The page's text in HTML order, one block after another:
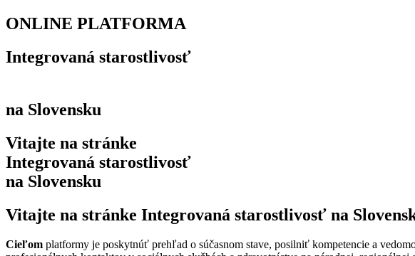
ONLINE PLATFORMA
Integrovaná starostlivosť
na Slovensku
Vitajte na stránke
Integrovaná starostlivosť
na Slovensku
Vitajte na stránke Integrovaná starostlivosť na
Cieľom platformy je poskytnúť prehľad o súčasnom stave, posilniť kompetencie a